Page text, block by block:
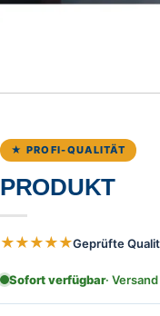
★ PROFI-QUALITÄT
PRODUKT
★★★★★Geprüfte
Sofort verfügbar·